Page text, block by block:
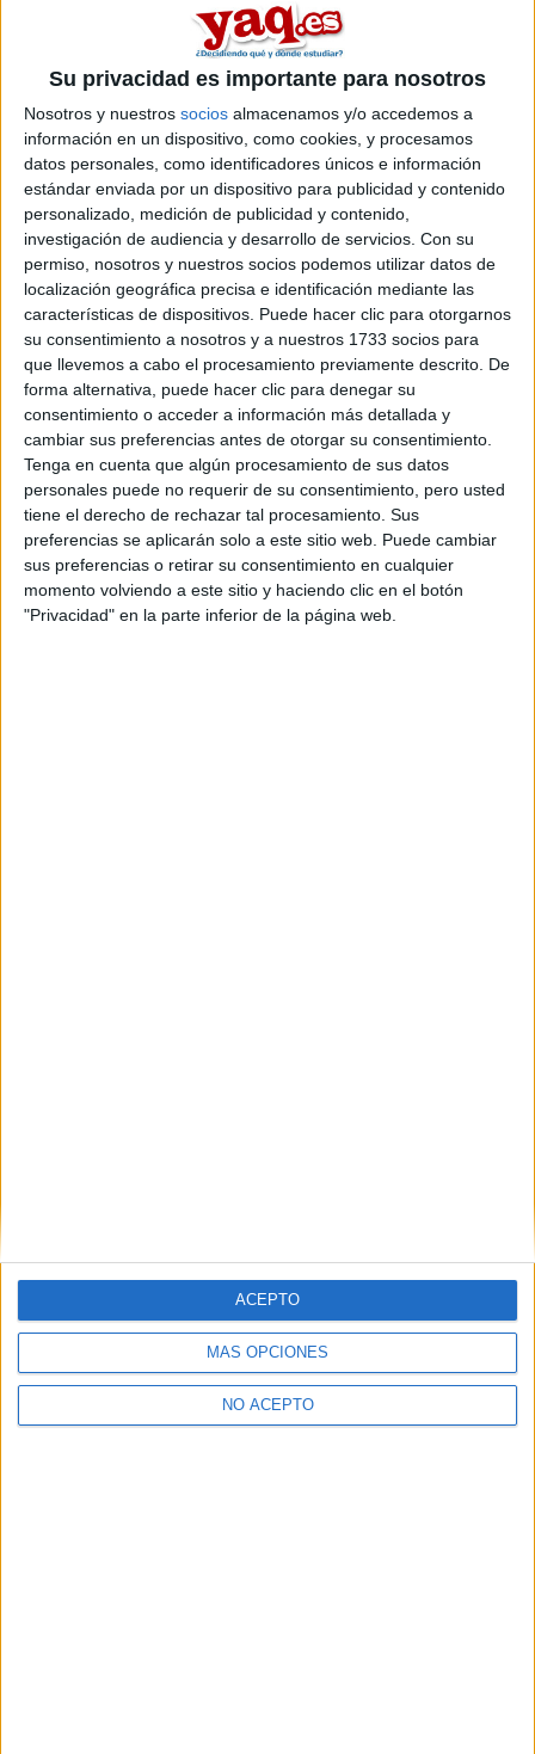
Su privacidad es importante para nosotros
Nosotros y nuestros socios almacenamos y/o accedemos a
información en un dispositivo, como cookies, y procesamos
datos personales, como identificadores únicos e información
estándar enviada por un dispositivo para publicidad y contenido
personalizado, medición de publicidad y contenido,
investigación de audiencia y desarrollo de servicios. Con su
permiso, nosotros y nuestros socios podemos utilizar datos de
localización geográfica precisa e identificación mediante las
características de dispositivos. Puede hacer clic para otorgarnos
su consentimiento a nosotros y a nuestros 1733 socios para
que llevemos a cabo el procesamiento previamente descrito. De
forma alternativa, puede hacer clic para denegar su
consentimiento o acceder a información más detallada y
cambiar sus preferencias antes de otorgar su consentimiento.
Tenga en cuenta que algún procesamiento de sus datos
personales puede no requerir de su consentimiento, pero usted
tiene el derecho de rechazar tal procesamiento. Sus
preferencias se aplicarán solo a este sitio web. Puede cambiar
sus preferencias o retirar su consentimiento en cualquier
momento volviendo a este sitio y haciendo clic en el botón
"Privacidad" en la parte inferior de la página web.
MÁS OPCIONES
NO ACEPTO
ACEPTO
Sobre ti
Soy:*
Chico
Chica
¿En qué año terminas (o terminaste) bachillerato o FP?
Soy estudiante de:*
Términos y Condiciones de Uso
Aceptolos Términos y Condicionesde uso*
Y como regalo de agradecimiento, por registrarte te daremos
gratis una copia de nuestro ebook con 100 consejos para tu
primer año de universidad